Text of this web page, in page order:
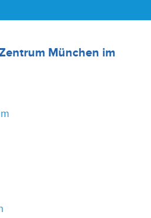
München im